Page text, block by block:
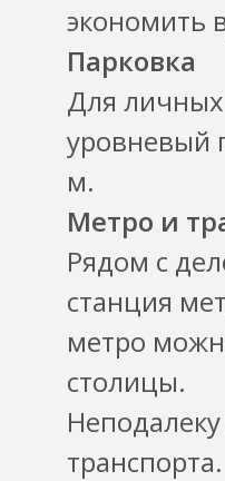
экономить
Парковка
Для
уровневый
м.
Метро и
Рядом с
станция
метро
столицы.
транспорта.